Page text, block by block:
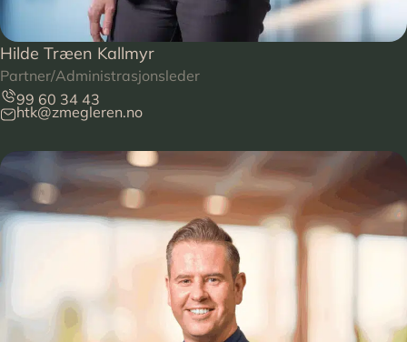
Hilde Træen Kallmyr
Partner/Administrasjonsleder
99 60 34 43
htk@zmegleren.no